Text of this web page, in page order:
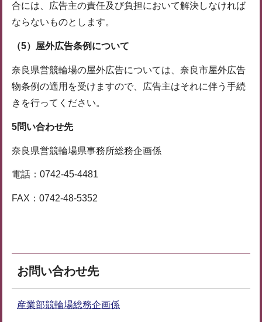
合には、広告主の責任及び負担において解決しなければ
ならないものとします。
（5） 屋外広告条例について
奈良県営競輪場の屋外広告については、奈良市屋外広告
物条例の適用を受けますので、広告主はそれに伴う手続
きを行ってください。
5問い合わせ先
奈良県営競輪場県事務所総務企画係
電話：0742-45-4481
FAX：0742-48-5352
お問い合わせ先
産業部競輪場総務企画係